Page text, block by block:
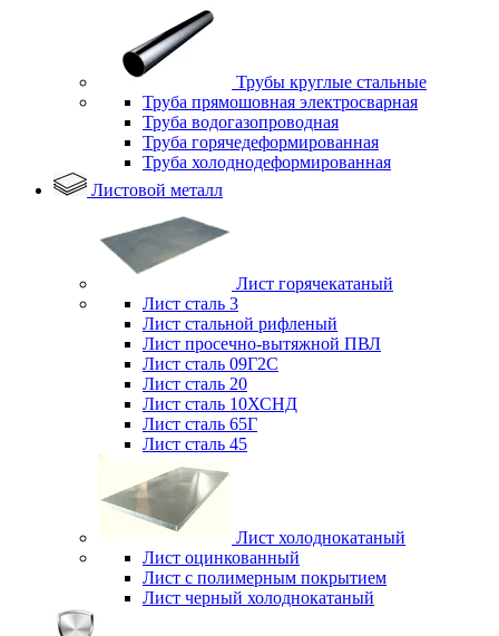
Трубы круглые стальные
Труба прямошовная электросварная
Труба водогазопроводная
Труба горячедеформированная
Труба холоднодеформированная
Листовой металл
Лист горячекатаный
Лист сталь 3
Лист стальной рифленый
Лист просечно-вытяжной ПВЛ
Лист сталь 09Г2С
Лист сталь 20
Лист сталь 10ХСНД
Лист сталь 65Г
Лист сталь 45
Лист холоднокатаный
Лист оцинкованный
Лист с полимерным покрытием
Лист черный холоднокатаный